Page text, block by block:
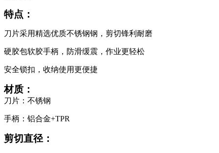
特点：
刀片采用精选优质不锈钢钢，剪切锋利耐磨
硬胶包软胶手柄，防滑缓震，作业更轻松
安全锁扣，收纳使用更便捷
材质：
刀片：不锈钢
手柄：铝合金+TPR
剪切直径：